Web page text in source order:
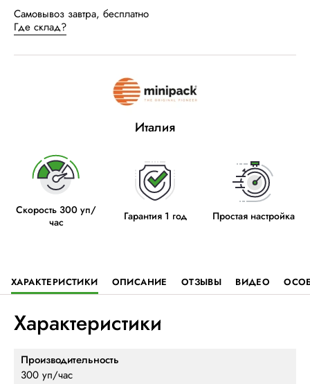
Италия
Скорость 300 уп/
час
Гарантия 1 год Простая настройка
Самовывоз завтра, бесплатно
Где склад?
ХАРАКТЕРИСТИКИ ОПИСАНИЕ ОТЗЫВЫ ВИДЕО
Характеристики
Производительность
300 уп/час